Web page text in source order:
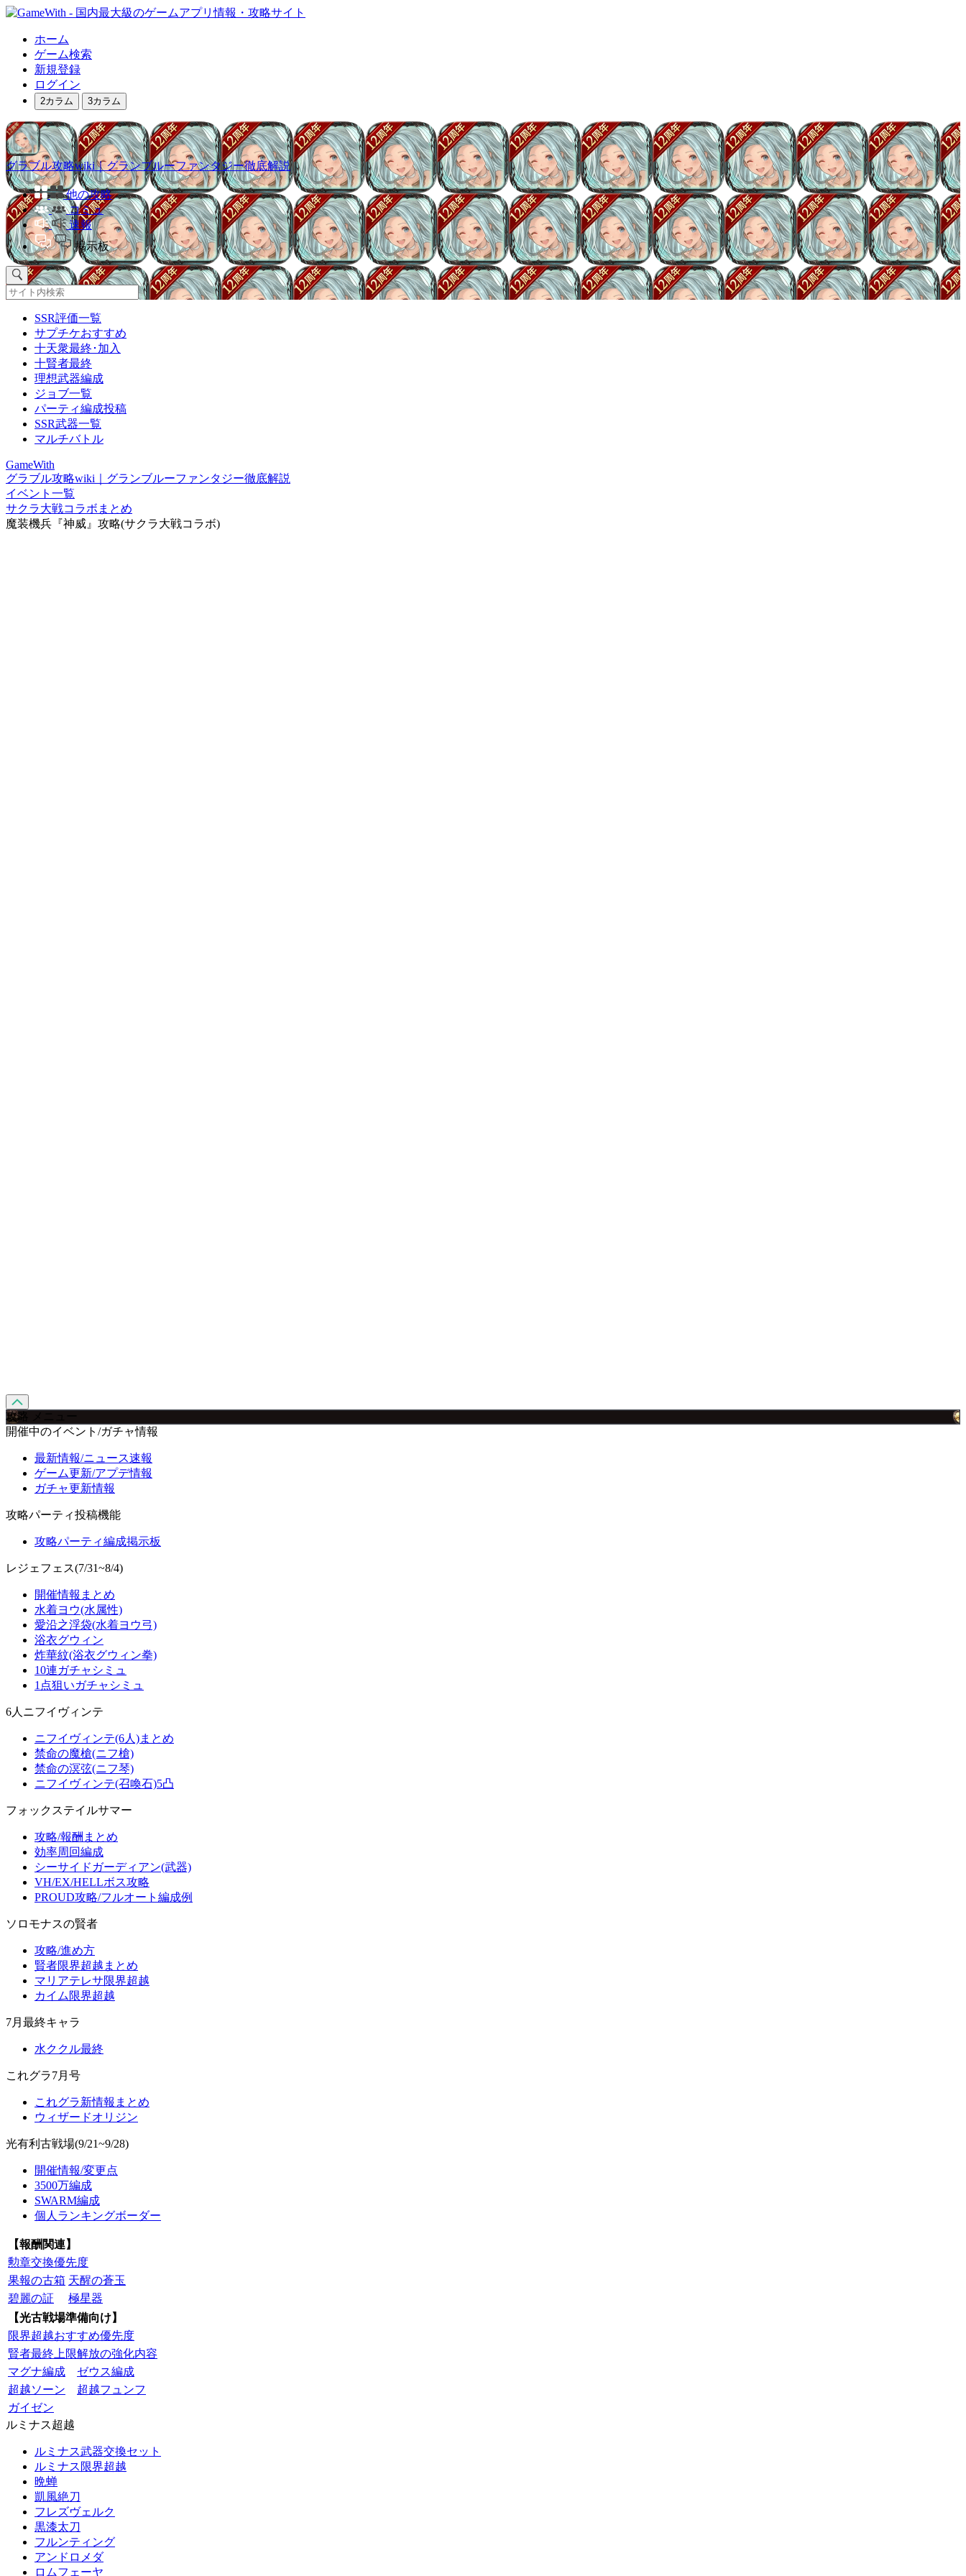
ホーム
ゲーム検索
新規登録
ログイン
2カラム 3カラム
グラブル攻略wiki｜グランブルーファンタジー徹底解説
他の攻略
コミュ
速報
掲示板
SSR評価一覧
サプチケおすすめ
十天衆最終･加入
十賢者最終
理想武器編成
ジョブ一覧
パーティ編成投稿
SSR武器一覧
マルチバトル
GameWith
グラブル攻略wiki｜グランブルーファンタジー徹底解説
イベント一覧
サクラ大戦コラボまとめ
魔装機兵『神威』攻略(サクラ大戦コラボ)
攻略 メニュー
開催中のイベント/ガチャ情報
最新情報/ニュース速報
ゲーム更新/アプデ情報
ガチャ更新情報
攻略パーティ投稿機能
攻略パーティ編成掲示板
レジェフェス(7/31~8/4)
開催情報まとめ
水着ヨウ(水属性)
愛沿之浮袋(水着ヨウ弓)
浴衣グウィン
炸華紋(浴衣グウィン拳)
10連ガチャシミュ
1点狙いガチャシミュ
6人ニフイヴィンテ
ニフイヴィンテ(6人)まとめ
禁命の魔槍(ニフ槍)
禁命の溟弦(ニフ琴)
ニフイヴィンテ(召喚石)5凸
フォックステイルサマー
攻略/報酬まとめ
効率周回編成
シーサイドガーディアン(武器)
VH/EX/HELLボス攻略
PROUD攻略/フルオート編成例
ソロモナスの賢者
攻略/進め方
賢者限界超越まとめ
マリアテレサ限界超越
カイム限界超越
7月最終キャラ
水ククル最終
これグラ7月号
これグラ新情報まとめ
ウィザードオリジン
光有利古戦場(9/21~9/28)
開催情報/変更点
3500万編成
SWARM編成
個人ランキングボーダー
【報酬関連】
勲章交換優先度
果報の古箱 天醒の蒼玉
碧麗の証
極星器
【光古戦場準備向け】
限界超越おすすめ優先度
賢者最終上限解放の強化内容
マグナ編成
ゼウス編成
超越ソーン
超越フュンフ
ガイゼン
ルミナス超越
ルミナス武器交換セット
ルミナス限界超越
晩蝉
凱風絶刀
フレズヴェルク
黒漆太刀
フルンティング
アンドロメダ
ロムフェーヤ